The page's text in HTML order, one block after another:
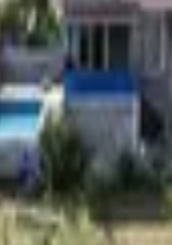
145 m² · 24.07.2026
₺
Mert Ençetin